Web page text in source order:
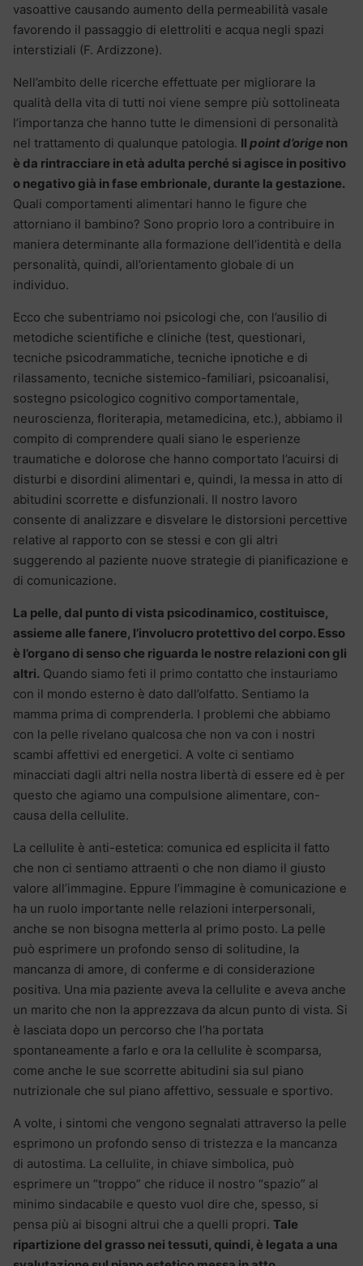
vasoattive causando aumento della permeabilità vasale
favorendo il passaggio di elettroliti e acqua negli spazi
interstiziali (F. Ardizzone).
Nell’ambito delle ricerche effettuate per migliorare la
qualità della vita di tutti noi viene sempre più sottolineata
l’importanza che hanno tutte le dimensioni di personalità
nel trattamento di qualunque patologia. Il point d’orige non
è da rintracciare in età adulta perché si agisce in positivo
o negativo già in fase embrionale, durante la gestazione.
Quali comportamenti alimentari hanno le figure che
attorniano il bambino? Sono proprio loro a contribuire in
maniera determinante alla formazione dell’identità e della
personalità, quindi, all’orientamento globale di un
individuo.
Ecco che subentriamo noi psicologi che, con l’ausilio di
metodiche scientifiche e cliniche (test, questionari,
tecniche psicodrammatiche, tecniche ipnotiche e di
rilassamento, tecniche sistemico-familiari, psicoanalisi,
sostegno psicologico cognitivo comportamentale,
neuroscienza, floriterapia, metamedicina, etc.), abbiamo il
compito di comprendere quali siano le esperienze
traumatiche e dolorose che hanno comportato l’acuirsi di
disturbi e disordini alimentari e, quindi, la messa in atto di
abitudini scorrette e disfunzionali. Il nostro lavoro
consente di analizzare e disvelare le distorsioni percettive
relative al rapporto con se stessi e con gli altri
suggerendo al paziente nuove strategie di pianificazione e
di comunicazione.
La pelle, dal punto di vista psicodinamico, costituisce,
assieme alle fanere, l’involucro protettivo del corpo. Esso
è l’organo di senso che riguarda le nostre relazioni con gli
altri. Quando siamo feti il primo contatto che instauriamo
con il mondo esterno è dato dall’olfatto. Sentiamo la
mamma prima di comprenderla. I problemi che abbiamo
con la pelle rivelano qualcosa che non va con i nostri
scambi affettivi ed energetici. A volte ci sentiamo
minacciati dagli altri nella nostra libertà di essere ed è per
questo che agiamo una compulsione alimentare, con-
causa della cellulite.
La cellulite è anti-estetica: comunica ed esplicita il fatto
che non ci sentiamo attraenti o che non diamo il giusto
valore all’immagine. Eppure l’immagine è comunicazione e
ha un ruolo importante nelle relazioni interpersonali,
anche se non bisogna metterla al primo posto. La pelle
può esprimere un profondo senso di solitudine, la
mancanza di amore, di conferme e di considerazione
positiva. Una mia paziente aveva la cellulite e aveva anche
un marito che non la apprezzava da alcun punto di vista. Si
è lasciata dopo un percorso che l’ha portata
spontaneamente a farlo e ora la cellulite è scomparsa,
come anche le sue scorrette abitudini sia sul piano
nutrizionale che sul piano affettivo, sessuale e sportivo.
A volte, i sintomi che vengono segnalati attraverso la pelle
esprimono un profondo senso di tristezza e la mancanza
di autostima. La cellulite, in chiave simbolica, può
esprimere un “troppo” che riduce il nostro “spazio” al
minimo sindacabile e questo vuol dire che, spesso, si
pensa più ai bisogni altrui che a quelli propri. Tale
ripartizione del grasso nei tessuti, quindi, è legata a una